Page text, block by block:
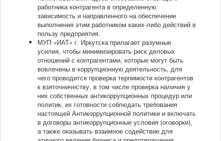
работника контрагента в определенную
зависимость и направленного на обеспечение
выполнения этим работником каких-либо действий в
пользу предприятия.
МУП «ИАТ» г. Иркутска прилагает разумные
усилия, чтобы минимизировать риск деловых
отношений с контрагентами, которые могут быть
вовлечены в коррупционную деятельность, для
чего проводится проверка терпимости контрагентов
к взяточничеству, в том числе проверка наличия у
них собственных антикоррупционных процедур или
политик, их готовности соблюдать требования
настоящей Антикоррупционной политики и включать
в договоры антикоррупционные условия (оговорки),
а также оказывать взаимное содействие для